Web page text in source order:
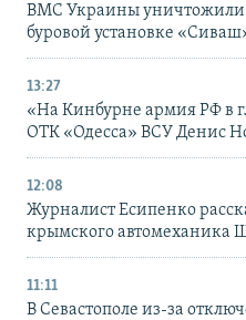
ВМС Украины уничтожили
буровой установке
13:27
«На Кинбурне армия РФ в
ОТК «Одесса» ВСУ Денис
12:08
Журналист Есипенко
крымского автомеханика
11:11
В Севастополе из-за